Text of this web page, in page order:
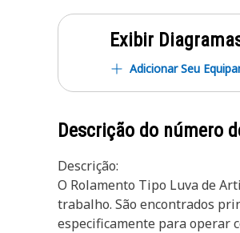
Exibir
Adicionar Seu
Descrição do número
Descrição:
O Rolamento Tipo Luva de
trabalho. São encontrados
especificamente para operar